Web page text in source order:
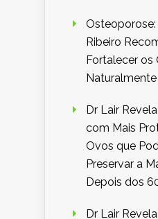
Osteoporose:
Ribeiro
Fortalecer os
Naturalmente
Dr Lair
com Mais
Ovos que
Preservar a
Depois dos
Dr Lair